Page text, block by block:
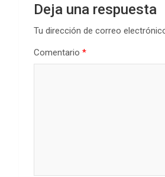
Deja una respuesta
Tu dirección de correo
Comentario *